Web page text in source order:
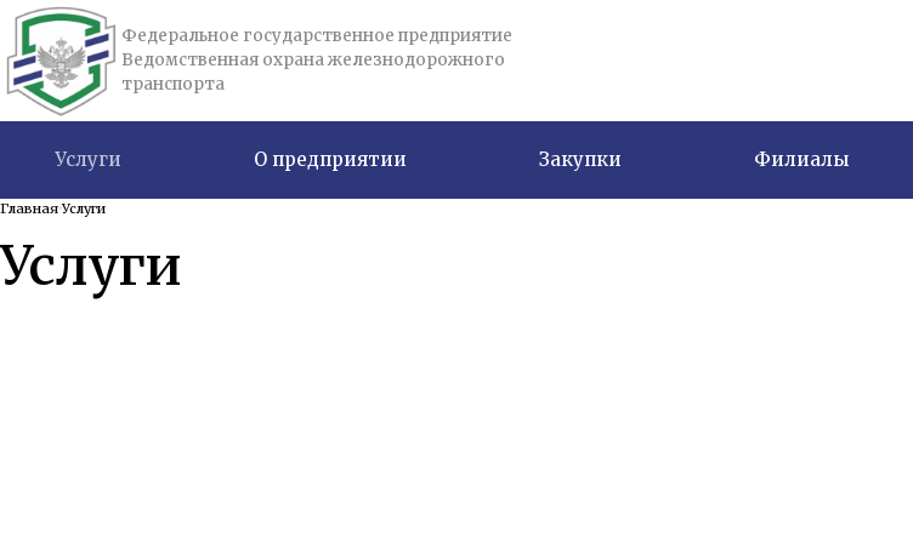
Федеральное государственное предприятие
Ведомственная охрана железнодорожного
транспорта
Услуги О предприятии Закупки Филиалы
Главная Услуги
Услуги